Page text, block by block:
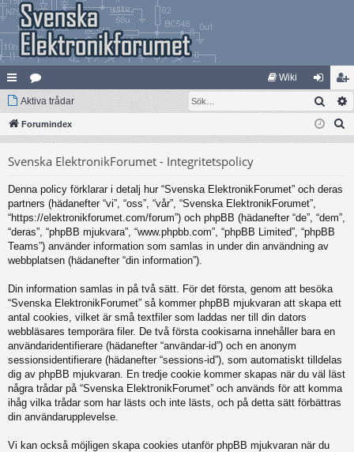
na
bb
ar
at
eg
Wiki
og
ga
li
m
m
Aktiva trådar Sök
Forumindex
Svenska ElektronikForumet - Integritetspolicy
Denna policy förklarar i detalj hur “Svenska ElektronikForumet” och deras
partners (hädanefter “vi”, “oss”, “vår”, “Svenska ElektronikForumet”,
“https://elektronikforumet.com/forum”) och phpBB (hädanefter “de”, “dem”,
“deras”, “phpBB mjukvara”, “www.phpbb.com”, “phpBB Limited”, “phpBB
Teams”) använder information som samlas in under din användning av
webbplatsen (hädanefter “din information”).
Din information samlas in på två sätt. För det första, genom att besöka
“Svenska ElektronikForumet” så kommer phpBB mjukvaran att skapa ett
antal cookies, vilket är små textfiler som laddas ner till din dators
webbläsares temporära filer. De två första cookisarna innehåller bara en
användaridentifierare (hädanefter “användar-id”) och en anonym
sessionsidentifierare (hädanefter “sessions-id”), som automatiskt tilldelas
dig av phpBB mjukvaran. En tredje cookie kommer skapas när du väl läst
några trådar på “Svenska ElektronikForumet” och används för att komma
ihåg vilka trådar som har lästs och inte lästs, och på detta sätt förbättras
din användarupplevelse.
Vi kan också möjligen skapa cookies utanför phpBB mjukvaran när du